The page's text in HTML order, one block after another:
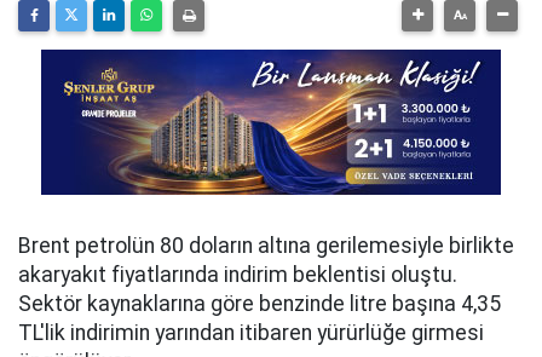
Brent petrolün 80 doların altına gerilemesiyle birlikte
akaryakıt fiyatlarında indirim beklentisi oluştu.
Sektör kaynaklarına göre benzinde litre başına 4,35
TL'lik indirimin yarından itibaren yürürlüğe girmesi